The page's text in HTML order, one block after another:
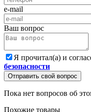
e-mail
Ваш вопрос
Я прочитал(а) и
безопасности
Отправить свой вопрос
Пока нет вопросов об
Похожие товары